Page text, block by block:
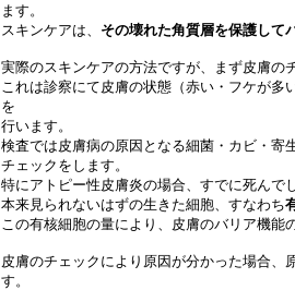
ます。
スキンケアは、 その壊れた角質層を保護して
実際のスキンケアの方法ですが、まず皮膚の
これは診察にて皮膚の状態（赤い・フケが多
を
行います。
検査では皮膚病の原因となる細菌・カビ・寄
チェックをします。
特にアトピー性皮膚炎の場合、すでに死んで
本来見られないはずの生きた細胞、すなわち
この有核細胞の量により、皮膚のバリア機能
皮膚のチェックにより原因が分かった場合、
す。